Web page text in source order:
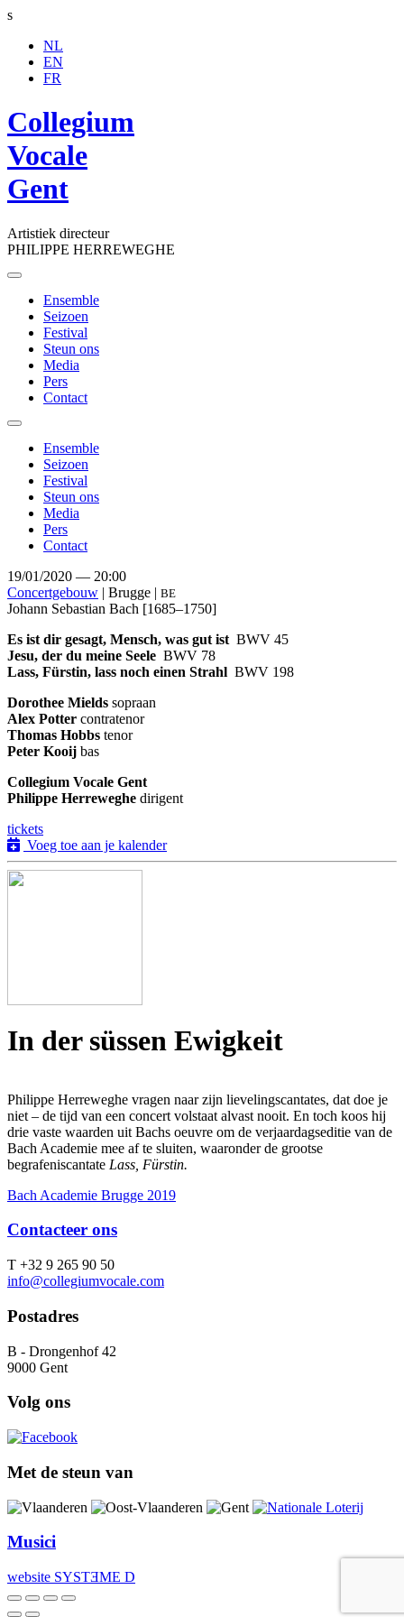
s
NL
EN
FR
Collegium
Vocale
Gent
Artistiek directeur
PHILIPPE HERREWEGHE
Toggle
navigationEnsemble
Seizoen
Festival
Steun ons
Media
Pers
Contact
Toggle
navigationEnsemble
Seizoen
Festival
Steun ons
Media
Pers
Contact
19/01/2020 — 20:00
Concertgebouw | Brugge | BE
Johann Sebastian Bach [1685–1750]
Es ist dir gesagt, Mensch, was gut ist BWV 45
Jesu, der du meine Seele BWV 78
Lass, Fürstin, lass noch einen Strahl BWV 198
Dorothee Mields sopraan
Alex Potter contratenor
Thomas Hobbs tenor
Peter Kooij bas
Collegium Vocale Gent
Philippe Herreweghe dirigent
tickets
Voeg toe aan je kalender
In der süssen Ewigkeit
Philippe Herreweghe vragen naar zijn lievelingscantates, dat doe je
niet – de tijd van een concert volstaat alvast nooit. En toch koos hij
drie vaste waarden uit Bachs oeuvre om de verjaardagseditie van de
Bach Academie mee af te sluiten, waaronder de grootse
begrafeniscantate Lass, Fürstin.
Bach Academie Brugge 2019
Contacteer ons
T +32 9 265 90 50
info@collegiumvocale.com
Postadres
B - Drongenhof 42
9000 Gent
Volg ons
Met de steun van
Musici
website SYSTƎME D